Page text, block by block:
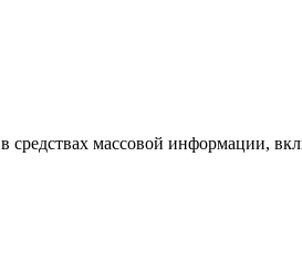
массовой информации,